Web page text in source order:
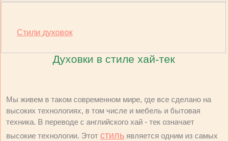
Стили духовок
Духовки в стиле хай-тек
Мы живем в таком современном мире, где все сделано на
высоких технологиях, в том числе и мебель и бытовая
техника. В переводе с английского хай - тек означает
высокие технологии. Этот стиль является одним из самых